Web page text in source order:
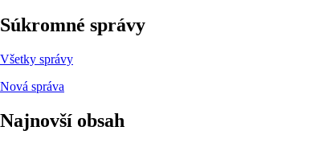
Súkromné správy
Všetky správy
Nová správa
Najnovší obsah